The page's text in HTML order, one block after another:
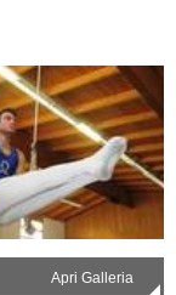
Apri Galleria